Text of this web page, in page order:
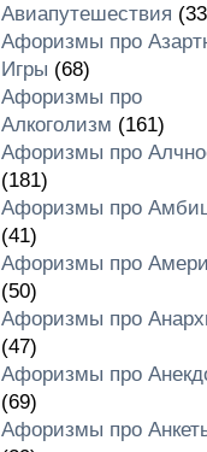
Авиапутешествия
Афоризмы про
Игры (68)
Афоризмы про
Алкоголизм (161)
Афоризмы про
(181)
Афоризмы про
(41)
Афоризмы про
(50)
Афоризмы про
(47)
Афоризмы про
(69)
Афоризмы про